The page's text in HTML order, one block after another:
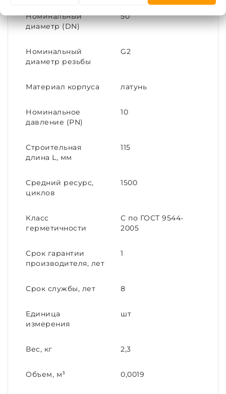
Номинальный
диаметр (DN)
50
Номинальный
диаметр резьбы
G2
Материал корпуса латунь
Номинальное
давление (PN)
10
Строительная
длина L, мм
115
Средний ресурс,
циклов
1500
Класс
герметичности
С по ГОСТ 9544-
2005
Срок гарантии
производителя, лет
1
Срок службы, лет 8
Единица
измерения
шт
Вес, кг 2,3
Объем, м³ 0,0019